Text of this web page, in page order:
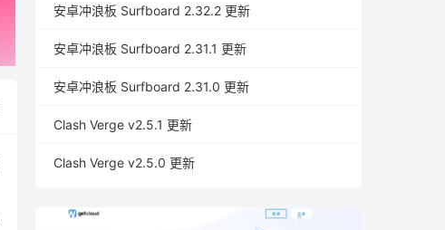
安卓冲浪板 Surfboard 2.32.2 更新
安卓冲浪板 Surfboard 2.31.1 更新
安卓冲浪板 Surfboard 2.31.0 更新
Clash Verge v2.5.1 更新
Clash Verge v2.5.0 更新